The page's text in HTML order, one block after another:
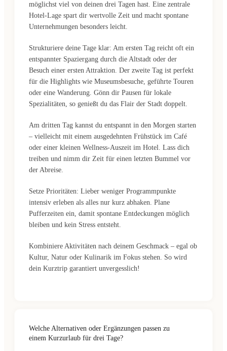
möglichst viel von deinen drei Tagen hast. Eine zentrale
Hotel-Lage spart dir wertvolle Zeit und macht spontane
Unternehmungen besonders leicht.
Strukturiere deine Tage klar: Am ersten Tag reicht oft ein
entspannter Spaziergang durch die Altstadt oder der
Besuch einer ersten Attraktion. Der zweite Tag ist perfekt
für die Highlights wie Museumsbesuche, geführte Touren
oder eine Wanderung. Gönn dir Pausen für lokale
Spezialitäten, so genießt du das Flair der Stadt doppelt.
Am dritten Tag kannst du entspannt in den Morgen starten
– vielleicht mit einem ausgedehnten Frühstück im Café
oder einer kleinen Wellness-Auszeit im Hotel. Lass dich
treiben und nimm dir Zeit für einen letzten Bummel vor
der Abreise.
Setze Prioritäten: Lieber weniger Programmpunkte
intensiv erleben als alles nur kurz abhaken. Plane
Pufferzeiten ein, damit spontane Entdeckungen möglich
bleiben und kein Stress entsteht.
Kombiniere Aktivitäten nach deinem Geschmack – egal ob
Kultur, Natur oder Kulinarik im Fokus stehen. So wird
dein Kurztrip garantiert unvergesslich!
Welche Alternativen oder Ergänzungen passen zu
einem Kurzurlaub für drei Tage?